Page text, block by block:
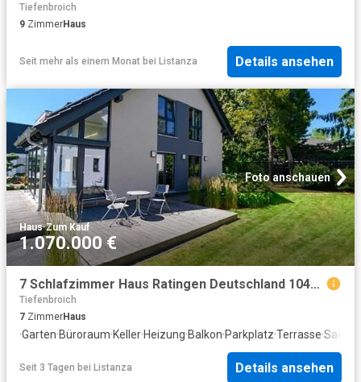
Tiefenbroich
9 ZimmerHaus
Seit mehr als einem Monat bei Listanza Details ansehen
Foto anschauen
Haus·Zum Kauf
1.070.000 €
7 Schlafzimmer Haus Ratingen Deutschland 104799823
Tiefenbroich
7 ZimmerHaus
·Garten·Büroraum·Keller·Heizung·Balkon·Parkplatz·Terrasse·Sauna
Seit 3 Tagen bei Listanza Details ansehen